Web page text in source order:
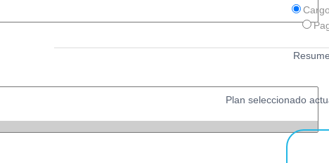
Plan seleccionado